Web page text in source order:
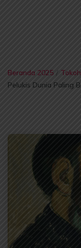
Beranda 2025 /
Pelukis Dunia Paling